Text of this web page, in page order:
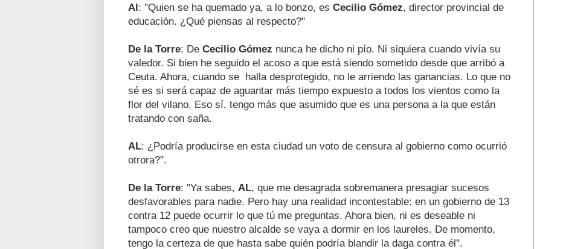
Al: "Quien se ha quemado ya, a lo bonzo, es Cecilio Gómez, director provincial de
educación. ¿Qué piensas al respecto?"
De la Torre: De Cecilio Gómez nunca he dicho ni pío. Ni siquiera cuando vivía su
valedor. Si bien he seguido el acoso a que está siendo sometido desde que arribó a
Ceuta. Ahora, cuando se halla desprotegido, no le arriendo las ganancias. Lo que no
sé es si será capaz de aguantar más tiempo expuesto a todos los vientos como la
flor del vilano. Eso sí, tengo más que asumido que es una persona a la que están
tratando con saña.
AL: ¿Podría producirse en esta ciudad un voto de censura al gobierno como ocurrió
otrora?".
De la Torre: "Ya sabes, AL, que me desagrada sobremanera presagiar sucesos
desfavorables para nadie. Pero hay una realidad incontestable: en un gobierno de 13
contra 12 puede ocurrir lo que tú me preguntas. Ahora bien, ni es deseable ni
tampoco creo que nuestro alcalde se vaya a dormir en los laureles. De momento,
tengo la certeza de que hasta sabe quién podría blandir la daga contra él".